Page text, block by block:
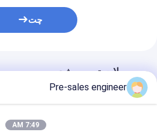
چت
محصولات توصیه شده
Pre-sales engineer
7:49 AM